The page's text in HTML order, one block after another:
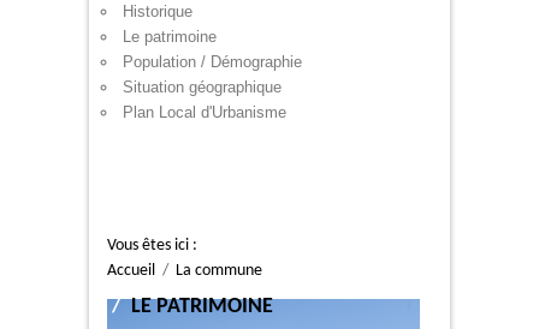
Historique
Le patrimoine
Population / Démographie
Situation géographique
Plan Local d'Urbanisme
Vous êtes ici :
Accueil
/ La commune
/LE PATRIMOINE